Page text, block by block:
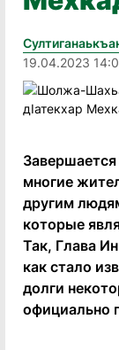
19.04.2023
многие
другим
которые
Так, Глава
как стало
долги
официально